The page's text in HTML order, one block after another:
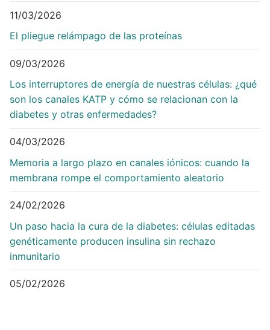
11/03/2026
El pliegue relámpago de las proteínas
09/03/2026
Los interruptores de energía de nuestras células: ¿qué
son los canales KATP y cómo se relacionan con la
diabetes y otras enfermedades?
04/03/2026
Memoria a largo plazo en canales iónicos: cuando la
membrana rompe el comportamiento aleatorio
24/02/2026
Un paso hacia la cura de la diabetes: células editadas
genéticamente producen insulina sin rechazo
inmunitario
05/02/2026